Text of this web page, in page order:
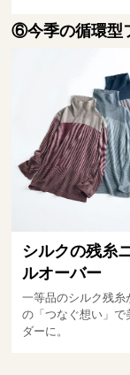
⑥今季の循環型
シルクの残糸
ルオーバー
一等品のシルク残糸
の「つなぐ想い」で
ダーに。